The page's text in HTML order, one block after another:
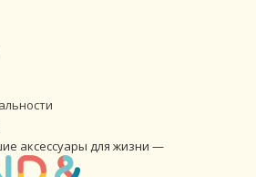
аксессуары для жизни —